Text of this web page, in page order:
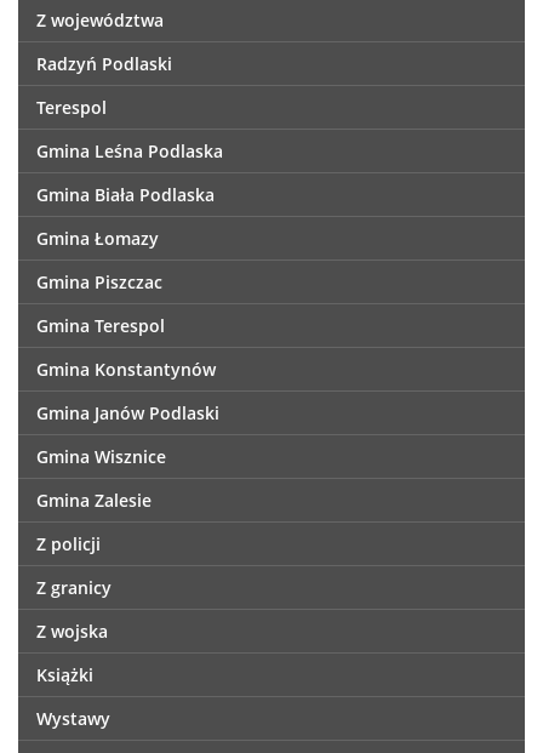
Z województwa
Radzyń Podlaski
Terespol
Gmina Leśna Podlaska
Gmina Biała Podlaska
Gmina Łomazy
Gmina Piszczac
Gmina Terespol
Gmina Konstantynów
Gmina Janów Podlaski
Gmina Wisznice
Gmina Zalesie
Z policji
Z granicy
Z wojska
Książki
Wystawy